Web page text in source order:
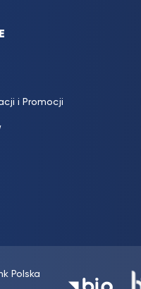
i Promocji
Polska